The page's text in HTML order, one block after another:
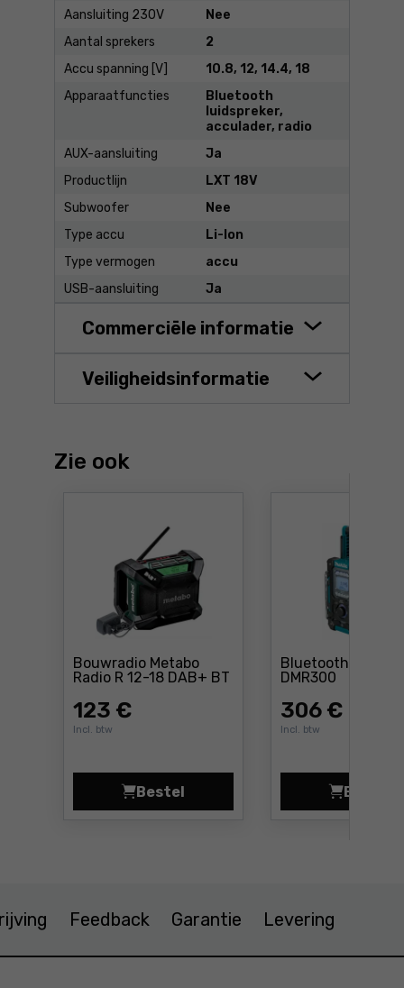
Aansluiting 230V
Nee
Aantal sprekers
2
Accu spanning [V]
10.8, 12, 14.4, 18
Apparaatfuncties
Bluetooth
luidspreker,
acculader, radio
AUX-aansluiting
Ja
Productlijn
LXT 18V
Subwoofer
Nee
Type accu
Li-Ion
Type vermogen
accu
USB-aansluiting
Ja
Commerciële informatie
Veiligheidsinformatie
Zie ook
Bouwradio Metabo
Radio R 12-18 DAB+ BT
123 €
Incl. btw
Bestel
Bouwradio Metabo Radio R 12-18
Bluetooth-radio
DMR300
306 €
Incl. btw
Bestel
Feedback Garantie Levering